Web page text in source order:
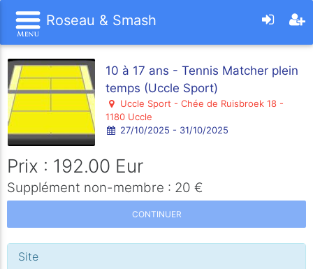
Roseau & Smash
10 à 17 ans - Tennis Matcher plein
temps (Uccle Sport)
Uccle Sport - Chée de Ruisbroek 18 -
1180 Uccle
27/10/2025 - 31/10/2025
Prix : 192.00 Eur
Supplément non-membre : 20 €
CONTINUER
Site